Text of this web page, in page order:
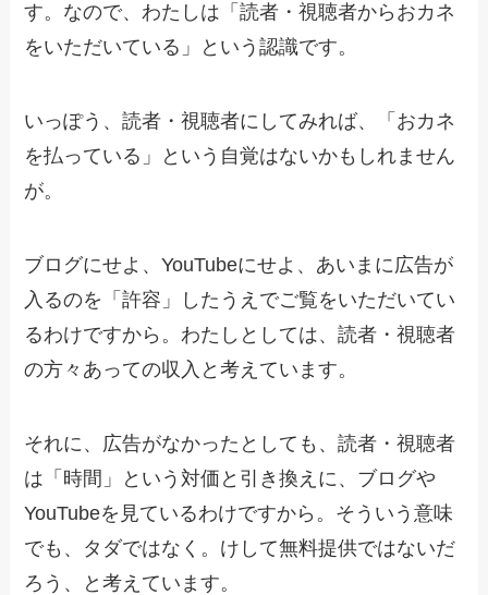
す。なので、わたしは「読者・視聴者からおカネ
をいただいている」という認識です。
いっぽう、読者・視聴者にしてみれば、「おカネ
を払っている」という自覚はないかもしれません
が。
ブログにせよ、YouTubeにせよ、あいまに広告が
入るのを「許容」したうえでご覧をいただいてい
るわけですから。わたしとしては、読者・視聴者
の方々あっての収入と考えています。
それに、広告がなかったとしても、読者・視聴者
は「時間」という対価と引き換えに、ブログや
YouTubeを見ているわけですから。そういう意味
でも、タダではなく。けして無料提供ではないだ
ろう、と考えています。